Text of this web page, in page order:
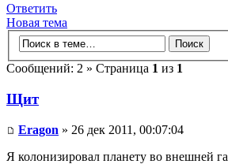
Ответить
Новая тема
Сообщений: 2 » Страница 1 из 1
Щит
Eragon » 26 дек 2011, 00:07:04
Я колонизировал планету во внешней